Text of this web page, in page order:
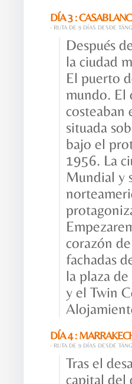
DÍA 3 :
- RUTA DE 9 DÍAS DESDE
Después
la ciudad
El puerto
mundo. El
costeaban
situada
bajo el
1956. La
Mundial y
corazón
fachadas
la plaza
y el Twin
DÍA 4 :
- RUTA DE 9 DÍAS DESDE
Tras el
capital del